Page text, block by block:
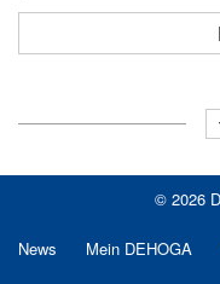
© 2026
News Mein DEHOGA